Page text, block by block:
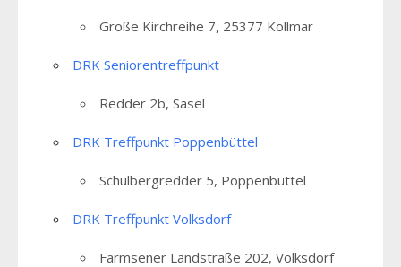
Große Kirchreihe 7, 25377 Kollmar
DRK Seniorentreffpunkt
Redder 2b, Sasel
DRK Treffpunkt Poppenbüttel
Schulbergredder 5, Poppenbüttel
DRK Treffpunkt Volksdorf
Farmsener Landstraße 202, Volksdorf